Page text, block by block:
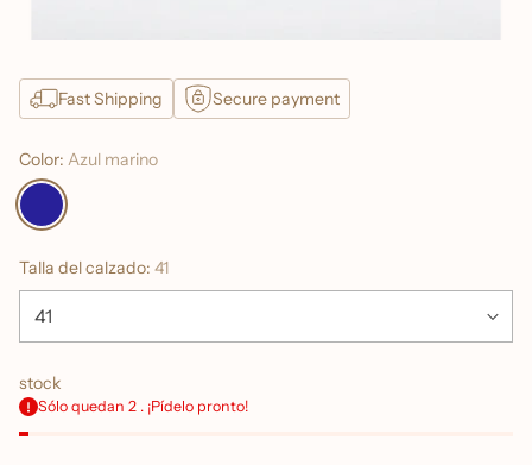
Fast Shipping Secure payment
Color: Azul marino
Talla del calzado: 41
stock
Sólo quedan 2 . ¡Pídelo pronto!